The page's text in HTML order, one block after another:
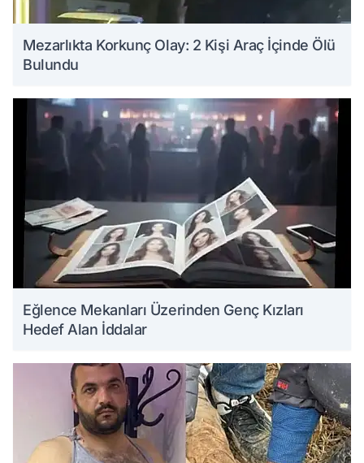
Mezarlıkta Korkunç Olay: 2 Kişi Araç İçinde Ölü
Bulundu
Eğlence Mekanları Üzerinden Genç Kızları
Hedef Alan İddalar